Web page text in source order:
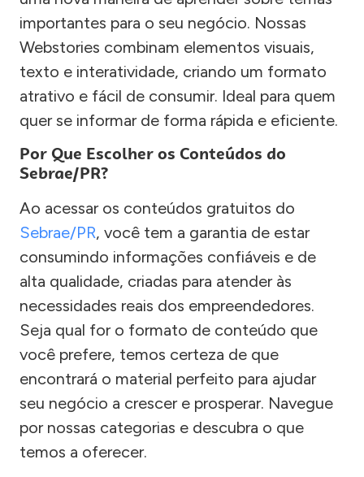
importantes para o seu negócio. Nossas
Webstories combinam elementos visuais,
texto e interatividade, criando um formato
atrativo e fácil de consumir. Ideal para quem
quer se informar de forma rápida e eficiente.
Por Que Escolher os Conteúdos do
Sebrae/PR?
Ao acessar os conteúdos gratuitos do
Sebrae/PR, você tem a garantia de estar
consumindo informações confiáveis e de
alta qualidade, criadas para atender às
necessidades reais dos empreendedores.
Seja qual for o formato de conteúdo que
você prefere, temos certeza de que
encontrará o material perfeito para ajudar
seu negócio a crescer e prosperar. Navegue
por nossas categorias e descubra o que
temos a oferecer.